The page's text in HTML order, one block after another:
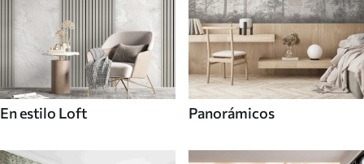
En estilo Loft Panorámicos